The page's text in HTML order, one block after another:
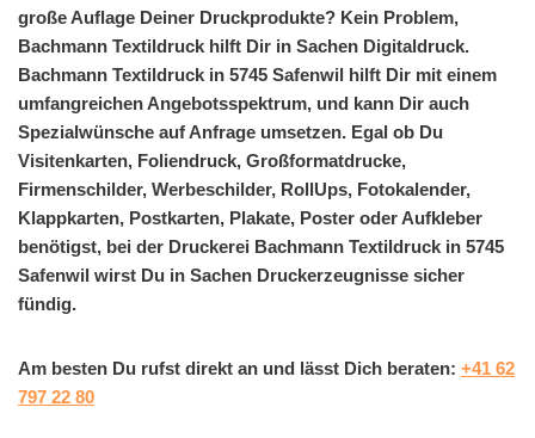
große Auflage Deiner Druckprodukte? Kein Problem,
Bachmann Textildruck hilft Dir in Sachen Digitaldruck.
Bachmann Textildruck in 5745 Safenwil hilft Dir mit einem
umfangreichen Angebotsspektrum, und kann Dir auch
Spezialwünsche auf Anfrage umsetzen. Egal ob Du
Visitenkarten, Foliendruck, Großformatdrucke,
Firmenschilder, Werbeschilder, RollUps, Fotokalender,
Klappkarten, Postkarten, Plakate, Poster oder Aufkleber
benötigst, bei der Druckerei Bachmann Textildruck in 5745
Safenwil wirst Du in Sachen Druckerzeugnisse sicher
fündig.
Am besten Du rufst direkt an und lässt Dich beraten: +41 62
797 22 80